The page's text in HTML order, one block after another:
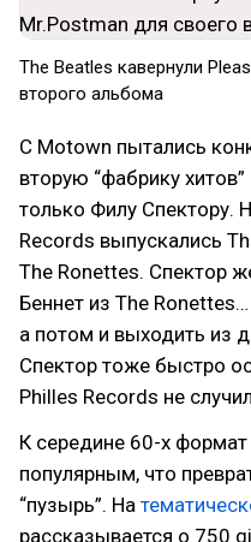
The Beatles кавернули
второго альбома
С Motown пытались
вторую “фабрику
только Филу Спектору.
Records выпускались
The Ronettes. Спектор
Беннет из The
а потом и выходить из
Спектор тоже быстро
Philles Records не
К середине 60-х формат
популярным, что
“пузырь”. На
рассказывается о 750